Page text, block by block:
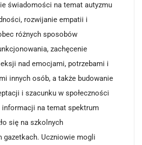
świadomości na temat autyzmu
rozwijanie empatii i
różnych sposobów
zachęcenie
nad emocjami, potrzebami i
innych osób, a także budowanie
i szacunku w społeczności
informacji na temat spektrum
się na szkolnych
gazetkach. Uczniowie mogli